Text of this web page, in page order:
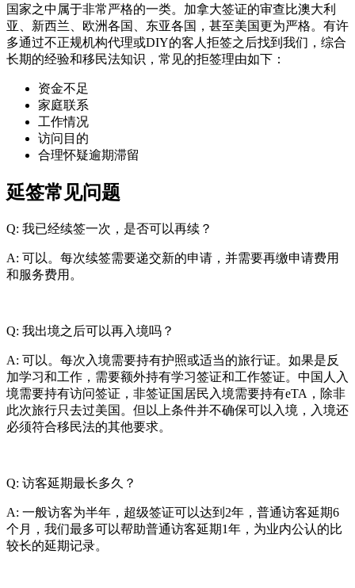
国家之中属于非常严格的一类。加拿大签证的审查比澳大利
亚、新西兰、欧洲各国、东亚各国，甚至美国更为严格。有许
多通过不正规机构代理或DIY的客人拒签之后找到我们，综合
长期的经验和移民法知识，常见的拒签理由如下：
资金不足
家庭联系
工作情况
访问目的
合理怀疑逾期滞留
延签常见问题
Q: 我已经续签一次，是否可以再续？
A: 可以。每次续签需要递交新的申请，并需要再缴申请费用
和服务费用。
Q: 我出境之后可以再入境吗？
A: 可以。每次入境需要持有护照或适当的旅行证。如果是反
加学习和工作，需要额外持有学习签证和工作签证。中国人入
境需要持有访问签证，非签证国居民入境需要持有eTA，除非
此次旅行只去过美国。但以上条件并不确保可以入境，入境还
必须符合移民法的其他要求。
Q: 访客延期最长多久？
A: 一般访客为半年，超级签证可以达到2年，普通访客延期6
个月，我们最多可以帮助普通访客延期1年，为业内公认的比
较长的延期记录。